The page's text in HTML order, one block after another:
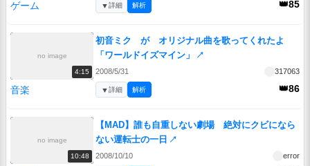
ゲーム 👑85
▼詳細 解析
no image
4:15
初音ミク が オリジナル曲を歌ってくれたよ
「ワールドイズマイン」
↗
2008/5/31 317063
音楽 👑86
▼詳細 解析
no image
10:48
【MAD】誰も自重しない劇場 絶対にクビになら
ない運転士の一日 ↗
2008/10/10 error